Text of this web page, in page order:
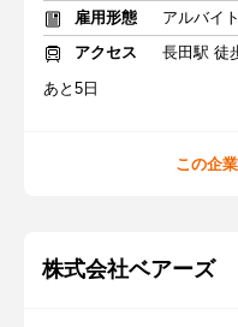
雇用形態
アルバイ
アクセス
長田駅 徒
あと5日
この企
株式会社ベアーズ